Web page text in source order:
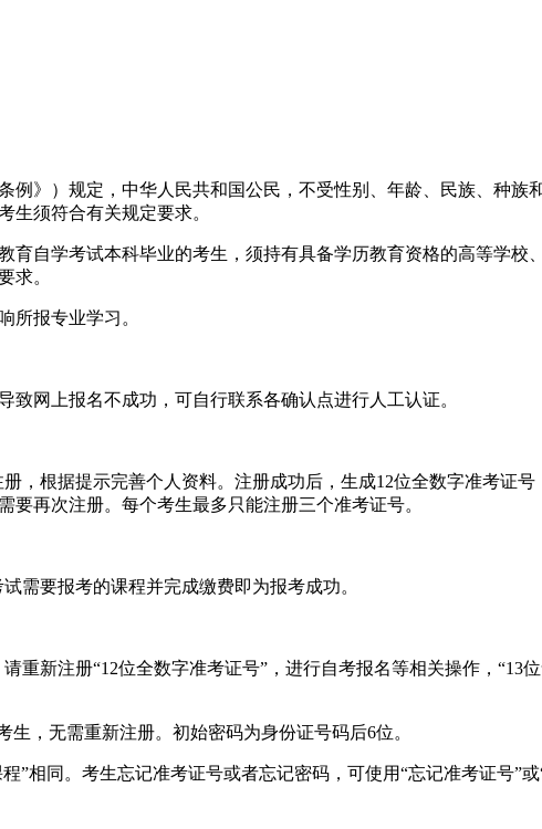
例》）规定，中华人民共和国公民，不受性别、年龄、民族、种
生须符合有关规定要求。
育自学考试本科毕业的考生，须持有具备学历教育资格的高等学
求。
所报专业学习。
网上报名不成功，可自行联系各确认点进行人工认证。
，根据提示完善个人资料。注册成功后，生成12位全数字准考证
再次注册。每个考生最多只能注册三个准考证号。
需要报考的课程并完成缴费即为报考成功。
重新注册“12位全数字准考证号”，进行自考报名等相关操作，“13
生，无需重新注册。初始密码为身份证号码后6位。
”相同。考生忘记准考证号或者忘记密码，可使用“忘记准考证号”